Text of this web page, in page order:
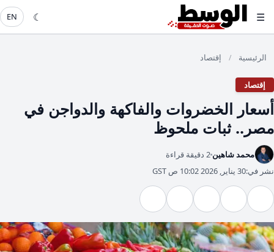
☰
☾
EN
الرئيسية / إقتصاد
إقتصاد
أسعار الخضروات والفاكهة والدواجن في
مصر.. ثبات ملحوظ
محمد شاهين 2 دقيقة قراءة
نشر في:30 يناير, 2026 10:02 ص GST